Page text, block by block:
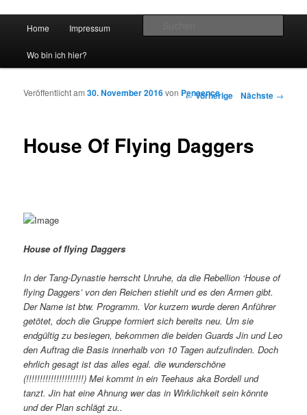
vidgames.de
Zum Inhalt wechseln
Zum sekundären Inhalt wechseln
Home Impressum
Wo bin ich hier?
Artikelnavigation
←Vorherige Nächste →
House Of Flying Daggers
Veröffentlicht am30. November 2016von Penaence
House of flying Daggers
In der Tang-Dynastie herrscht Unruhe, da die Rebellion ‘House of
flying Daggers’ von den Reichen stiehlt und es den Armen gibt.
Der Name ist btw. Programm. Vor kurzem wurde deren Anführer
getötet, doch die Gruppe formiert sich bereits neu. Um sie
endgültig zu besiegen, bekommen die beiden Guards Jin und Leo
den Auftrag die Basis innerhalb von 10 Tagen aufzufinden. Doch
ehrlich gesagt ist das alles egal. die wunderschöne
(!!!!!!!!!!!!!!!!!!!!!) Mei kommt in ein Teehaus aka Bordell und
tanzt. Jin hat eine Ahnung wer das in Wirklichkeit sein könnte
und der Plan schlägt zu..